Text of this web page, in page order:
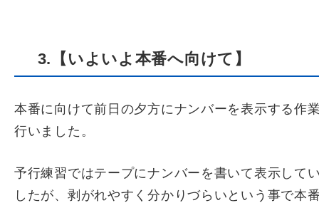
3.【いよいよ本番へ向けて】
本番に向けて前日の夕方にナンバーを表示する作
行いました。
予行練習ではテープにナンバーを書いて表示して
したが、剥がれやすく分かりづらいという事で本